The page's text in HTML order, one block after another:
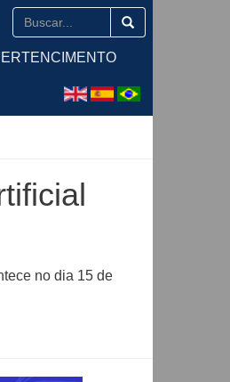
no dia 15 de